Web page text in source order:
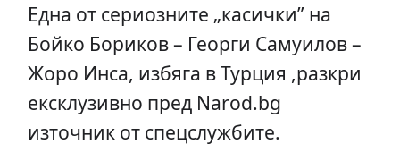
Една от сериозните „касички” на
Бойко Бориков – Георги Самуилов –
Жоро Инса, избяга в Турция ,разкри
ексклузивно пред Narod.bg
източник от спецслужбите.